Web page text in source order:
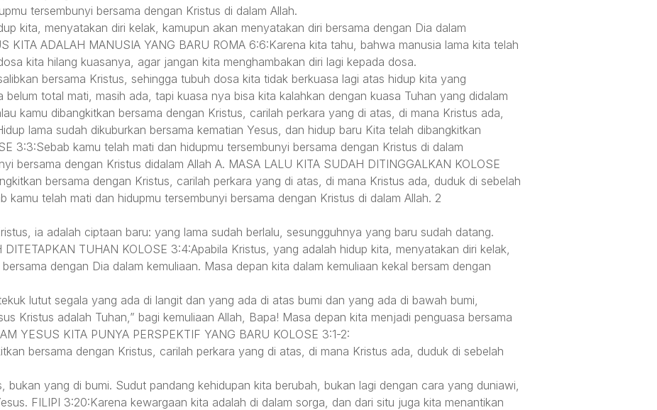
tersembunyi bersama dengan Kristus di dalam Allah.
kita, menyatakan diri kelak, kamupun akan menyatakan diri bersama dengan Dia dalam
KITA ADALAH MANUSIA YANG BARU ROMA 6:6:Karena kita tahu, bahwa manusia lama kita telah
kita hilang kuasanya, agar jangan kita menghambakan diri lagi kepada dosa.
bersama Kristus, sehingga tubuh dosa kita tidak berkuasa lagi atas hidup kita yang
belum total mati, masih ada, tapi kuasa nya bisa kita kalahkan dengan kuasa Tuhan yang didalam
kamu dibangkitkan bersama dengan Kristus, carilah perkara yang di atas, di mana Kristus ada,
lama sudah dikuburkan bersama kematian Yesus, dan hidup baru Kita telah dibangkitkan
3:3:Sebab kamu telah mati dan hidupmu tersembunyi bersama dengan Kristus di dalam
bersama dengan Kristus didalam Allah A. MASA LALU KITA SUDAH DITINGGALKAN KOLOSE
bersama dengan Kristus, carilah perkara yang di atas, di mana Kristus ada, duduk di sebelah
kamu telah mati dan hidupmu tersembunyi bersama dengan Kristus di dalam Allah. 2
ia adalah ciptaan baru: yang lama sudah berlalu, sesungguhnya yang baru sudah datang.
DITETAPKAN TUHAN KOLOSE 3:4:Apabila Kristus, yang adalah hidup kita, menyatakan diri kelak,
dengan Dia dalam kemuliaan. Masa depan kita dalam kemuliaan kekal bersam dengan
lutut segala yang ada di langit dan yang ada di atas bumi dan yang ada di bawah bumi,
Kristus adalah Tuhan,” bagi kemuliaan Allah, Bapa! Masa depan kita menjadi penguasa bersama
YESUS KITA PUNYA PERSPEKTIF YANG BARU KOLOSE 3:1-2:
bersama dengan Kristus, carilah perkara yang di atas, di mana Kristus ada, duduk di sebelah
bukan yang di bumi. Sudut pandang kehidupan kita berubah, bukan lagi dengan cara yang duniawi,
FILIPI 3:20:Karena kewargaan kita adalah di dalam sorga, dan dari situ juga kita menantikan